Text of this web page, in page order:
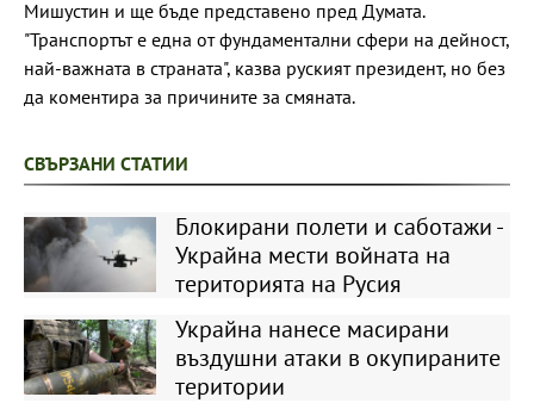
Мишустин и ще бъде представено пред Думата.
"Транспортът е една от фундаментални сфери на дейност,
най-важната в страната", казва руският президент, но без
да коментира за причините за смяната.
СВЪРЗАНИ СТАТИИ
Блокирани полети и саботажи -
Украйна мести войната на
територията на Русия
Украйна нанесе масирани
въздушни атаки в окупираните
територии